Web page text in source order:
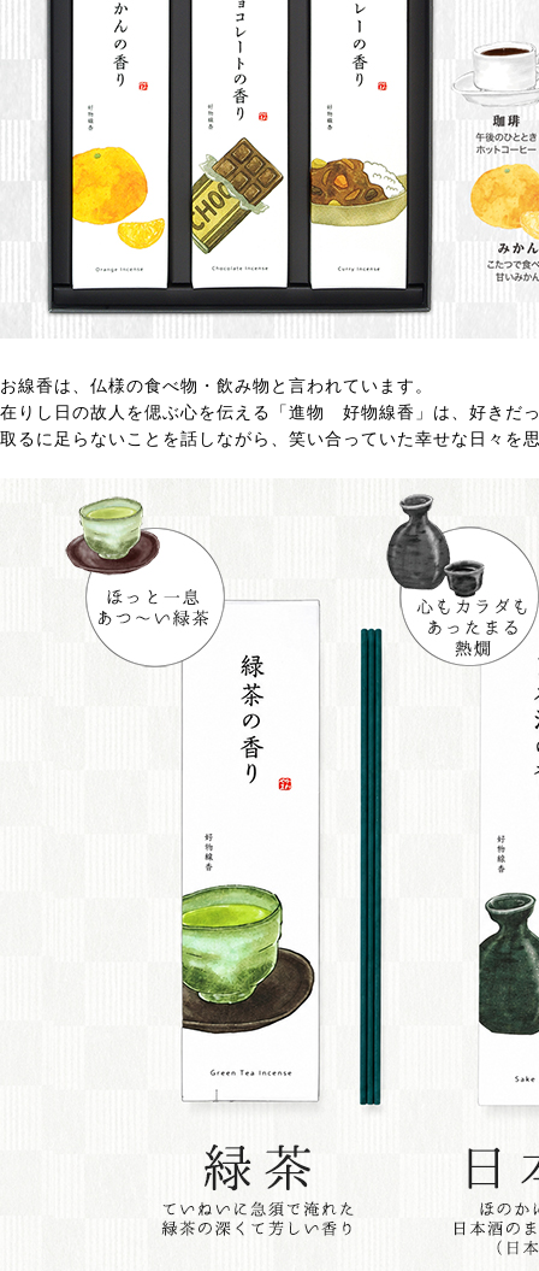
お線香は、仏様の食べ物・飲み物と言われています。
在りし日の故人を偲ぶ心を伝える「進物 好物線香」は、好きだ
取るに足らないことを話しながら、笑い合っていた幸せな日々を